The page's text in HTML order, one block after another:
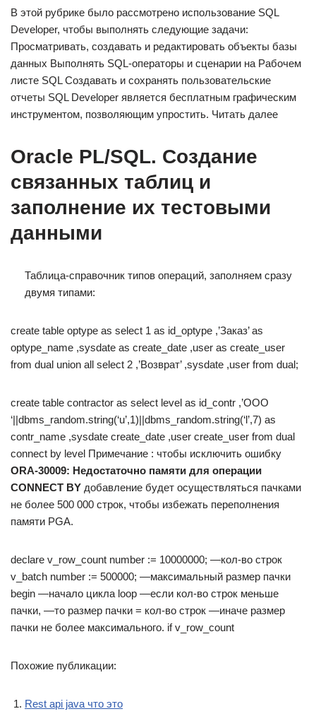
В этой рубрике было рассмотрено использование SQL
Developer, чтобы выполнять следующие задачи:
Просматривать, создавать и редактировать объекты базы
данных Выполнять SQL-операторы и сценарии на Рабочем
листе SQL Создавать и сохранять пользовательские
отчеты SQL Developer является бесплатным графическим
инструментом, позволяющим упростить. Читать далее
Oracle PL/SQL. Создание
связанных таблиц и
заполнение их тестовыми
данными
Таблица-справочник типов операций, заполняем сразу
двумя типами:
create table optype as select 1 as id_optype ,’Заказ’ as
optype_name ,sysdate as create_date ,user as create_user
from dual union all select 2 ,’Возврат’ ,sysdate ,user from dual;
create table contractor as select level as id_contr ,’ООО
‘||dbms_random.string(‘u’,1)||dbms_random.string(‘l’,7) as
contr_name ,sysdate create_date ,user create_user from dual
connect by level Примечание : чтобы исключить ошибку
ORA-30009: Недостаточно памяти для операции
CONNECT BY добавление будет осуществляться пачками
не более 500 000 строк, чтобы избежать переполнения
памяти PGA.
declare v_row_count number := 10000000; —кол-во строк
v_batch number := 500000; —максимальный размер пачки
begin —начало цикла loop —если кол-во строк меньше
пачки, —то размер пачки = кол-во строк —иначе размер
пачки не более максимального. if v_row_count
Похожие публикации:
Rest api java что это